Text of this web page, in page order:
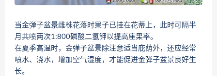
当金弹子盆景雌株花落时果子已挂在花蒂上，此时可隔半
月共喷两次1:800磷酸二氢钾以提高座果率。
在夏季高温时，金弹子盆景除注意适当庇荫外，还应经常
喷水、浇水，增加空气湿度，才能促进金弹子盆景良好生
长。